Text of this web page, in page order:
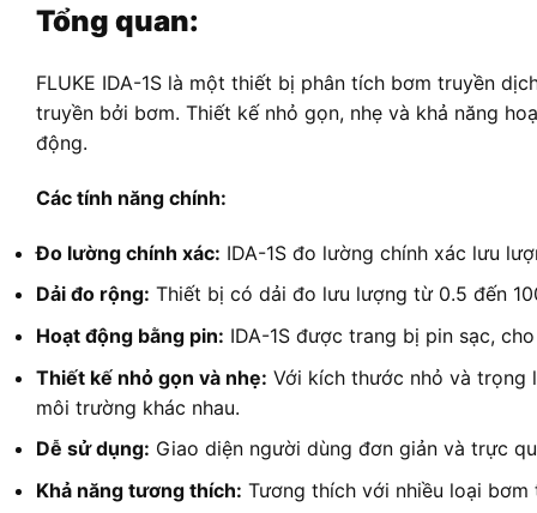
Tổng quan:
FLUKE IDA-1S là một thiết bị phân tích bơm truyền
truyền bởi bơm. Thiết kế nhỏ gọn, nhẹ và khả năng
động.
Các tính năng chính:
Đo lường chính xác: IDA-1S đo lường chính xác lưu
Dải đo rộng: Thiết bị có dải đo lưu lượng từ 0.5 đến
Hoạt động bằng pin: IDA-1S được trang bị pin sạc,
Thiết kế nhỏ gọn và nhẹ: Với kích thước nhỏ và trọng
môi trường khác nhau.
Dễ sử dụng: Giao diện người dùng đơn giản và trực
Khả năng tương thích: Tương thích với nhiều loại